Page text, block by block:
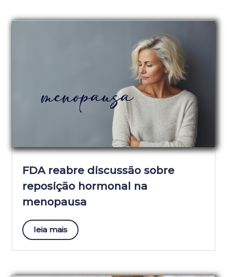
FDA reabre discussão sobre
reposição hormonal na
menopausa
leia mais